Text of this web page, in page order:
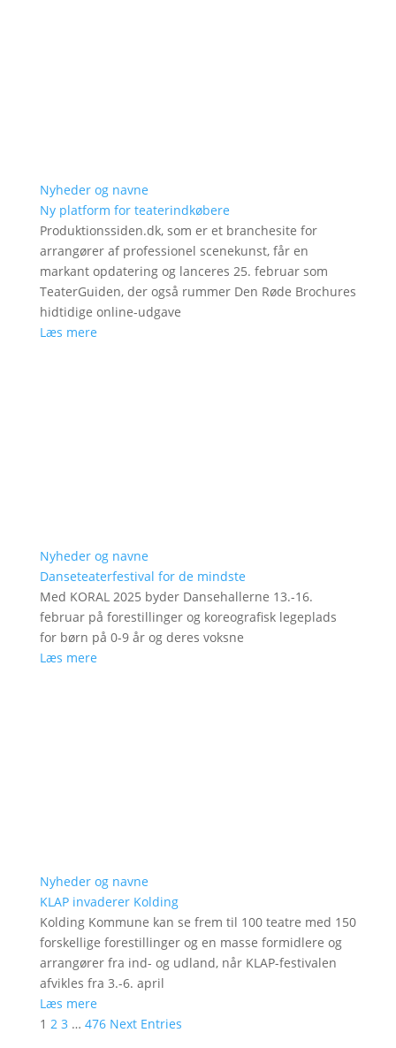
Nyheder og navne
Ny platform for teaterindkøbere
Produktionssiden.dk, som er et branchesite for
arrangører af professionel scenekunst, får en
markant opdatering og lanceres 25. februar som
TeaterGuiden, der også rummer Den Røde Brochures
hidtidige online-udgave
Læs mere
Nyheder og navne
Danseteaterfestival for de mindste
Med KORAL 2025 byder Dansehallerne 13.-16.
februar på forestillinger og koreografisk legeplads
for børn på 0-9 år og deres voksne
Læs mere
Nyheder og navne
KLAP invaderer Kolding
Kolding Kommune kan se frem til 100 teatre med 150
forskellige forestillinger og en masse formidlere og
arrangører fra ind- og udland, når KLAP-festivalen
afvikles fra 3.-6. april
Læs mere
1 2 3 … 476 Next Entries